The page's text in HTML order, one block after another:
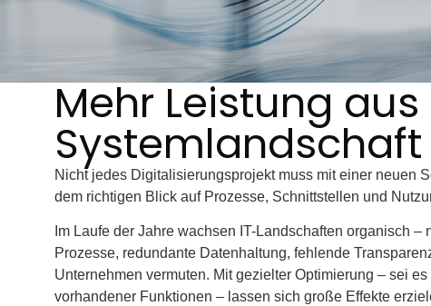
Mehr Leistung
Nicht jedes Digitalisierungsprojekt muss mit einer neuen
dem richtigen Blick auf Prozesse, Schnittstellen und
Im Laufe der Jahre wachsen IT-Landschaften organisch
Prozesse, redundante Datenhaltung, fehlende
Unternehmen vermuten. Mit gezielter Optimierung – sei
vorhandener Funktionen – lassen sich große Effekte